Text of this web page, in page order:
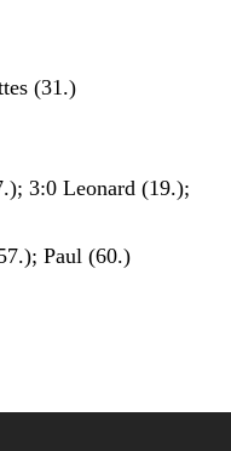
(31.)
3:0 Leonard (19.);
Paul (60.)